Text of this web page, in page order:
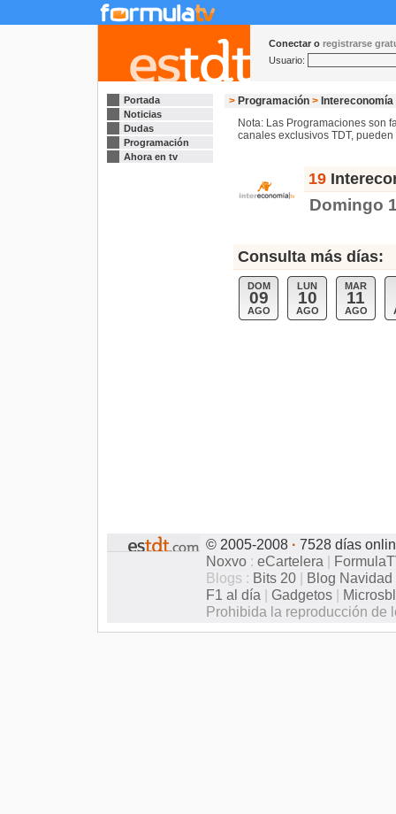
Conectar o registrarse
Usuario:
Portada
Noticias
Dudas
Programación
Ahora en tv
> Programación > Intereconomía
Nota: Las Programaciones son
canales exclusivos TDT,
19
Domingo
Consulta más días:
DOM
09
AGO
LUN
10
AGO
MAR
11
AGO
© 2005-2008 · 7528 días
Noxvo : eCartelera |
Blogs : Bits 20 | Blog Navidad
F1 al día | Gadgetos |
Prohibida la reproducción de